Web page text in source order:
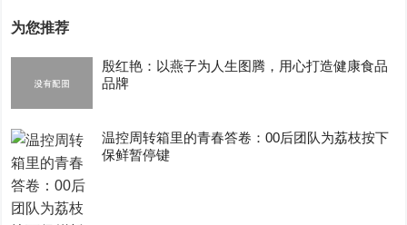
为您推荐
殷红艳：以燕子为人生图腾，用心打造健康食品
品牌
温控周转箱里的青春答卷：00后团队为荔枝按下
保鲜暂停键